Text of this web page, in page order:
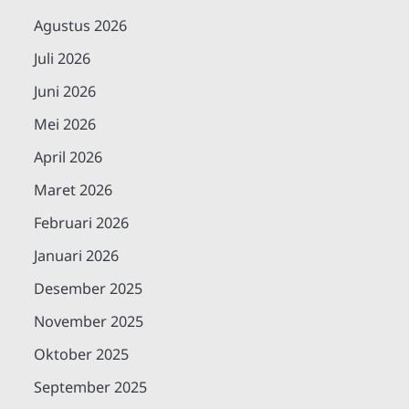
Agustus 2026
Juli 2026
Juni 2026
Mei 2026
April 2026
Maret 2026
Februari 2026
Januari 2026
Desember 2025
November 2025
Oktober 2025
September 2025